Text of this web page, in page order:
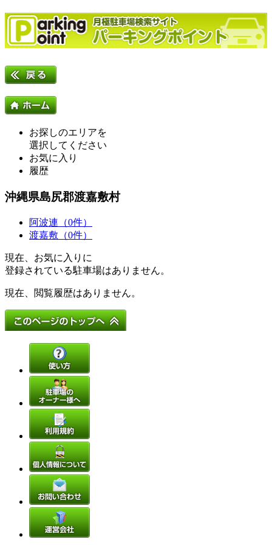
お探しのエリアを
選択してください
お気に入り
履歴
沖縄県島尻郡渡嘉敷村
阿波連（0件）
渡嘉敷（0件）
現在、お気に入りに
登録されている駐車場はありません。
現在、閲覧履歴はありません。